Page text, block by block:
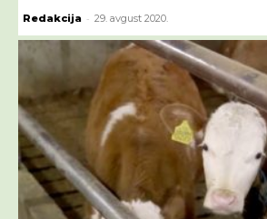
Redakcija - 29. avgust 2020.